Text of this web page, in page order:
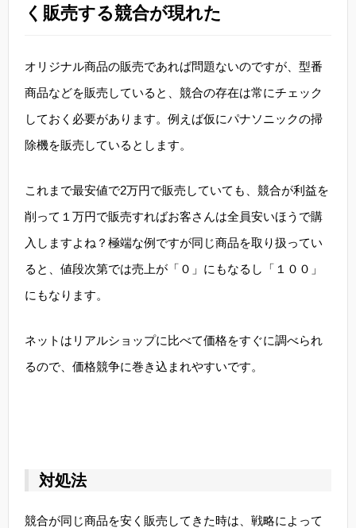
く販売する競合が現れた
オリジナル商品の販売であれば問題ないのですが、型番
商品などを販売していると、競合の存在は常にチェック
しておく必要があります。例えば仮にパナソニックの掃
除機を販売しているとします。
これまで最安値で2万円で販売していても、競合が利益を
削って１万円で販売すればお客さんは全員安いほうで購
入しますよね？極端な例ですが同じ商品を取り扱ってい
ると、値段次第では売上が「０」にもなるし「１００」
にもなります。
ネットはリアルショップに比べて価格をすぐに調べられ
るので、価格競争に巻き込まれやすいです。
対処法
競合が同じ商品を安く販売してきた時は、戦略によって